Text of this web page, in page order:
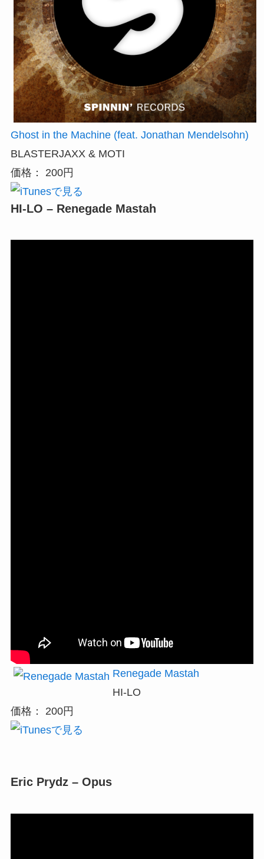
Ghost in the Machine (feat. Jonathan Mendelsohn)
BLASTERJAXX & MOTI
価格： 200円
HI-LO – Renegade Mastah
Renegade Mastah
HI-LO
価格： 200円
Eric Prydz – Opus